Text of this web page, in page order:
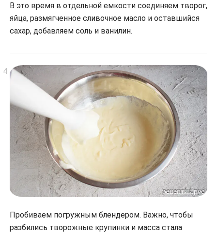
В это время в отдельной емкости соединяем творог,
яйца, размягченное сливочное масло и оставшийся
сахар, добавляем соль и ванилин.
Пробиваем погружным блендером. Важно, чтобы
разбились творожные крупинки и масса стала